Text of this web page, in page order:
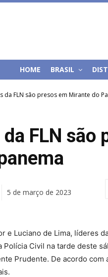
HOME BRASIL
da FLN são presos em Mirante do
FLN são
5 de março de 2023
e Luciano de Lima, líderes
Civil na tarde deste
Prudente. De acordo